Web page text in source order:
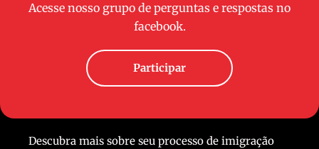
Acesse nosso grupo de perguntas e respostas no
facebook.
Participar
Descubra mais sobre seu processo de imigração